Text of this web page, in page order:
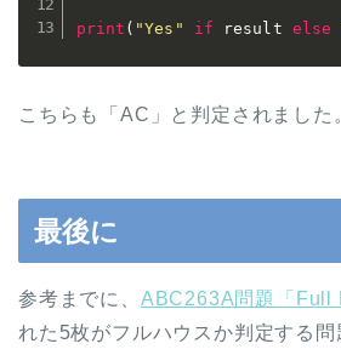
print ( "Yes" if result else
こちらも「AC」と判定されました
最後に
参考までに、 ABC263A問題「Full
れた5枚がフルハウスか判定する問